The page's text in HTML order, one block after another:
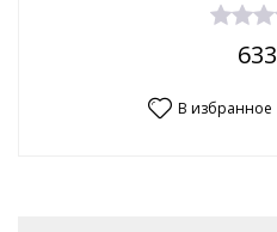
633
В избранное